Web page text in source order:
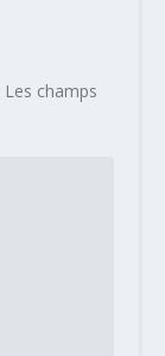
Les champs